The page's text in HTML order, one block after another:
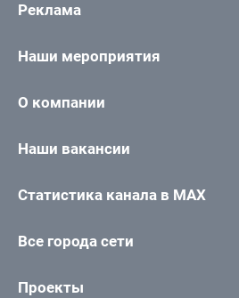
Реклама
Наши мероприятия
О компании
Наши вакансии
Статистика канала в MAX
Все города сети
Проекты